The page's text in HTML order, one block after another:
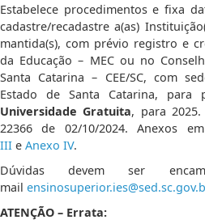
Estabelece procedimentos e fixa
cadastre/recadastre a(as)
mantida(s), com prévio registro e
da Educação – MEC ou no
Santa Catarina – CEE/SC, com
Estado de Santa Catarina, para
Universidade Gratuita, para
22366 de 02/10/2024. Anexos
III e Anexo IV.
Dúvidas devem ser
mail
ATENÇÃO – Errata: